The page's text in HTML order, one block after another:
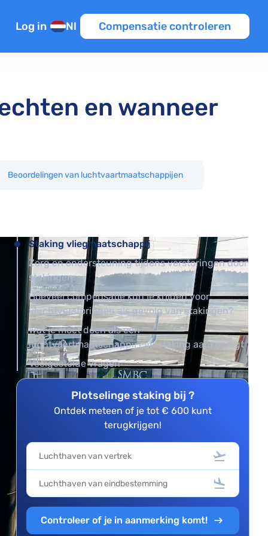
EU
Log in Nl Compensatie controleren
en wanneer
Beoordelingen van luchtvaartmaatschappijen
Staking vliegmaatschappij
Zorg en ondersteuning tijdens verstoringen door
stakingen
Hoeveel compensatie kun je krijgen voor
vluchtverstoringen als gevolg van stakingen?
Wat je moet doen als een
luchtvaartmaatschappij een staking aankondigt
Veelgestelde vragen
Plotselinge staking bij ?
Ontdek meteen of je tot € 600 kunt
terugkrijgen!
Controleer of je in aanmerking komt!